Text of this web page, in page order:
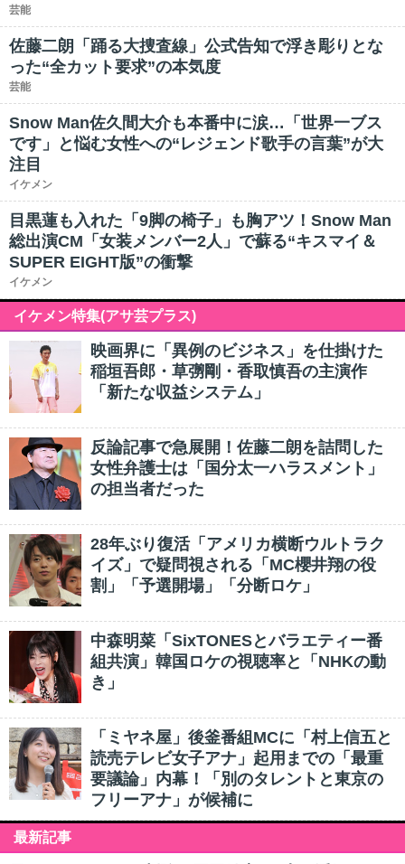
芸能
佐藤二朗「踊る大捜査線」公式告知で浮き彫りとな
った“全カット要求”の本気度
芸能
Snow Man佐久間大介も本番中に涙…「世界一ブス
です」と悩む女性への“レジェンド歌手の言葉”が大
注目
イケメン
目黒蓮も入れた「9脚の椅子」も胸アツ！Snow Man
総出演CM「女装メンバー2人」で蘇る“キスマイ＆
SUPER EIGHT版”の衝撃
イケメン
イケメン特集(アサ芸プラス)
映画界に「異例のビジネス」を仕掛けた
稲垣吾郎・草彅剛・香取慎吾の主演作
「新たな収益システム」
反論記事で急展開！佐藤二朗を詰問した
女性弁護士は「国分太一ハラスメント」
の担当者だった
28年ぶり復活「アメリカ横断ウルトラク
イズ」で疑問視される「MC櫻井翔の役
割」「予選開場」「分断ロケ」
中森明菜「SixTONESとバラエティー番
組共演」韓国ロケの視聴率と「NHKの動
き」
「ミヤネ屋」後釜番組MCに「村上信五と
読売テレビ女子アナ」起用までの「最重
要議論」内幕！「別のタレントと東京の
フリーアナ」が候補に
最新記事